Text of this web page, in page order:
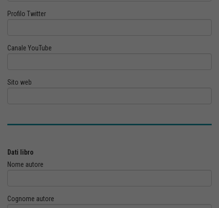
Profilo Twitter
Canale YouTube
Sito web
Dati libro
Nome autore
Cognome autore